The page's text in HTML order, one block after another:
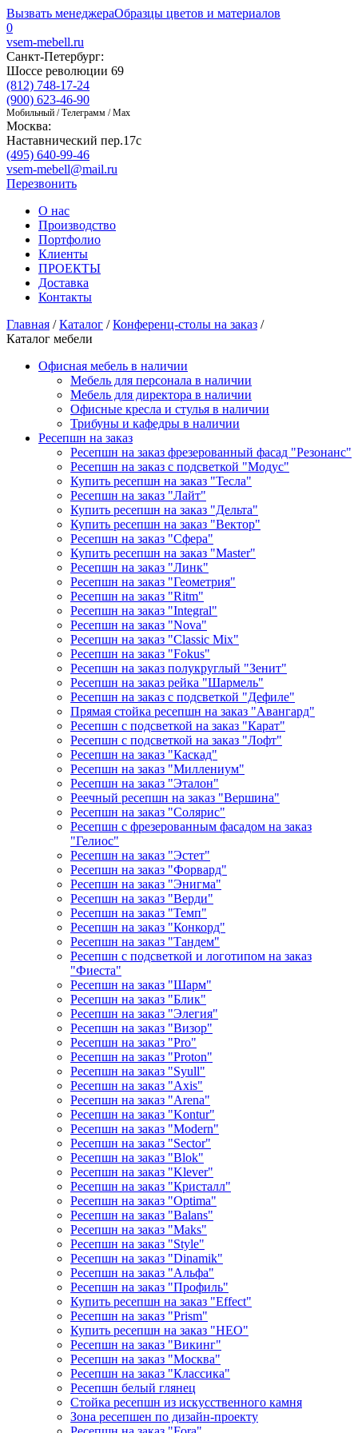
Вызвать менеджераОбразцы цветов и материалов
0
vsem-mebell.ru
Санкт-Петербург:
Шоссе революции 69
(812) 748-17-24
(900) 623-46-90
Мобильный / Телеграмм / Max
Москва:
Наставнический пер.17с
(495) 640-99-46
vsem-mebell@mail.ru
Перезвонить
О нас
Производство
Портфолио
Клиенты
ПРОЕКТЫ
Доставка
Контакты
Главная /Каталог /Конференц-столы на заказ /
Каталог мебели
Офисная мебель в наличии
Мебель для персонала в наличии
Мебель для директора в наличии
Офисные кресла и стулья в наличии
Трибуны и кафедры в наличии
Ресепшн на заказ
Ресепшн на заказ фрезерованный фасад "Резонанс"
Ресепшн на заказ с подсветкой "Модус"
Купить ресепшн на заказ "Тесла"
Ресепшн на заказ "Лайт"
Купить ресепшн на заказ "Дельта"
Купить ресепшн на заказ "Вектор"
Ресепшн на заказ "Сфера"
Купить ресепшн на заказ "Master"
Ресепшн на заказ "Линк"
Ресепшн на заказ "Геометрия"
Ресепшн на заказ "Ritm"
Ресепшн на заказ "Integral"
Ресепшн на заказ "Nova"
Ресепшн на заказ "Classic Mix"
Ресепшн на заказ "Fokus"
Ресепшн на заказ полукруглый "Зенит"
Ресепшн на заказ рейка "Шармель"
Ресепшн на заказ с подсветкой "Дефиле"
Прямая стойка ресепшн на заказ "Авангард"
Ресепшн с подсветкой на заказ "Карат"
Ресепшн с подсветкой на заказ "Лофт"
Ресепшн на заказ "Каскад"
Ресепшн на заказ "Миллениум"
Ресепшн на заказ "Эталон"
Реечный ресепшн на заказ "Вершина"
Ресепшн на заказ "Солярис"
Ресепшн с фрезерованным фасадом на заказ
"Гелиос"
Ресепшн на заказ "Эстет"
Ресепшн на заказ "Форвард"
Ресепшн на заказ "Энигма"
Ресепшн на заказ "Верди"
Ресепшн на заказ "Темп"
Ресепшн на заказ "Конкорд"
Ресепшн на заказ "Тандем"
Ресепшн с подсветкой и логотипом на заказ
"Фиеста"
Ресепшн на заказ "Шарм"
Ресепшн на заказ "Блик"
Ресепшн на заказ "Элегия"
Ресепшн на заказ "Визор"
Ресепшн на заказ "Pro"
Ресепшн на заказ "Proton"
Ресепшн на заказ "Syull"
Ресепшн на заказ "Axis"
Ресепшн на заказ "Arena"
Ресепшн на заказ "Kontur"
Ресепшн на заказ "Modern"
Ресепшн на заказ "Sector"
Ресепшн на заказ "Blok"
Ресепшн на заказ "Klever"
Ресепшн на заказ "Кристалл"
Ресепшн на заказ "Optima"
Ресепшн на заказ "Balans"
Ресепшн на заказ "Maks"
Ресепшн на заказ "Style"
Ресепшн на заказ "Dinamik"
Ресепшн на заказ "Альфа"
Ресепшн на заказ "Профиль"
Купить ресепшн на заказ "Effect"
Ресепшн на заказ "Prism"
Купить ресепшн на заказ "НЕО"
Ресепшн на заказ "Викинг"
Ресепшн на заказ "Москва"
Ресепшн на заказ "Классика"
Ресепшн белый глянец
Стойка ресепшн из искусственного камня
Зона ресепшен по дизайн-проекту